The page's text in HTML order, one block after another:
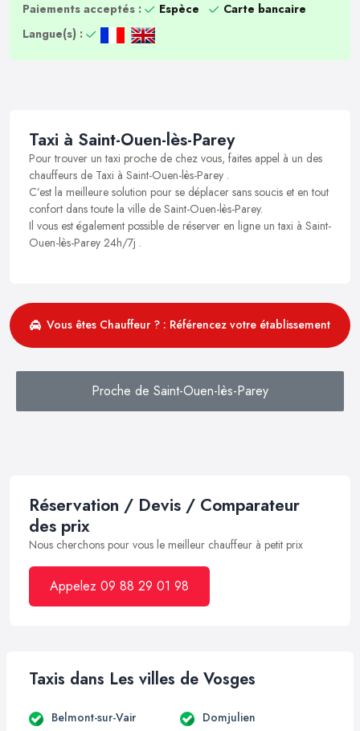
Paiements acceptés :
Espèce
Carte bancaire
Langue(s) :
Taxi à Saint-Ouen-lès-Parey
Pour trouver un taxi proche de chez vous, faites appel à un des
chauffeurs de Taxi à Saint-Ouen-lès-Parey .
C’est la meilleure solution pour se déplacer sans soucis et en tout
confort dans toute la ville de Saint-Ouen-lès-Parey.
Il vous est également possible de réserver en ligne un taxi à Saint-
Ouen-lès-Parey 24h/7j .
Vous êtes Chauffeur ? : Référencez votre établissement
Proche de Saint-Ouen-lès-Parey
Réservation / Devis / Comparateur
des prix
Nous cherchons pour vous le meilleur chauffeur à petit prix
Appelez 09 88 29 01 98
Taxis dans Les villes de Vosges
Belmont-sur-Vair Domjulien